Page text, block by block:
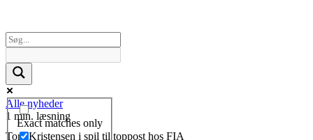
Exact matches only
Alle nyheder
1 min. læsning
Tom Kristensen i spil til toppost hos FIA